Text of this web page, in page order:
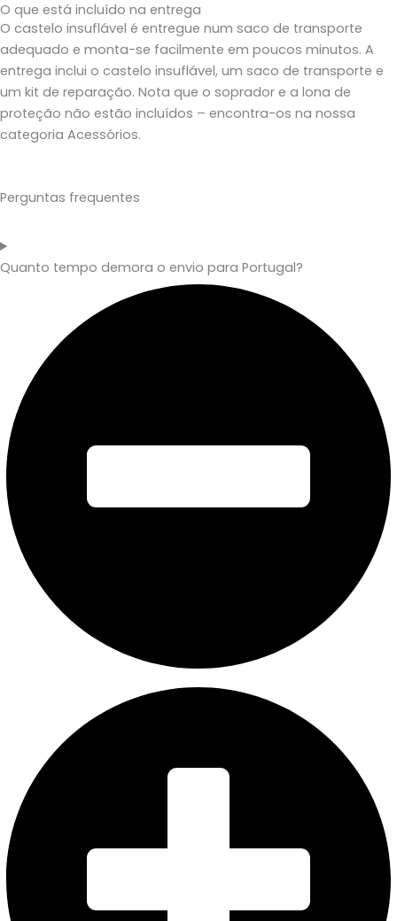
O que está incluído na entrega
O castelo insuflável é entregue num saco de transporte
adequado e monta-se facilmente em poucos minutos. A
entrega inclui o castelo insuflável, um saco de transporte e
um kit de reparação. Nota que o soprador e a lona de
proteção não estão incluídos – encontra-os na nossa
categoria Acessórios.
Perguntas frequentes
Quanto tempo demora o envio para Portugal?